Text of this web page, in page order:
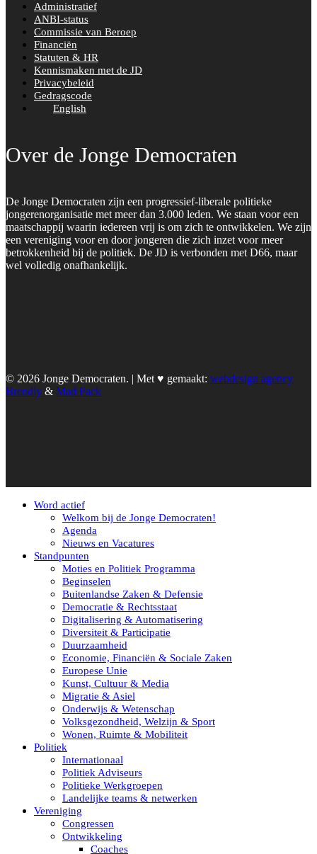
Administratief
ANBI-status
Commissie van Beroep
Financiën
Statuten & HR
Kennismaken met de JD
Privacybeleid
Gedragscode
English
Over de Jonge Democraten
De Jonge Democraten zijn een progressief-liberale politieke
jongerenorganisatie met meer dan 3.000 leden. We staan voor een
maatschappij waarin iedereen vrij is om zich te ontwikkelen. We zijn
een vereniging voor en door jongeren die zich inzet voor meer
betrokkenheid bij de politiek. De JD is verbonden met D66, maar
wel volledig onafhankelijk.
© 2026 Jonge Democraten. | Met ♥︎ gemaakt: webdesign agency
Brendly & Mad Pack
Word actief
Welkom bij de Jonge Democraten!
Agenda
Nieuws en Vacatures
Standpunten
Moties en Politiek Programma
Beginselen
Buitenlandse Zaken & Defensie
Democratie & Rechtsstaat
Digitalisering & Automatisering
Diversiteit & Participatie
Duurzaamheid
Economie, Financiën & Sociale Zaken
Europese Unie
Kunst, Cultuur & Media
Migratie & Asiel
Onderwijs & Wetenschap
Volksgezondheid, Welzijn & Sport
Wonen, Ruimte & Mobiliteit
Politiek
Internationaal
Politiek Adviseurs
Politieke Werkgroepen
Landelijke teams & netwerken
Vereniging
Congressen
Ontwikkeling
Coaches